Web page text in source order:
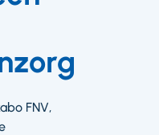
FNV,